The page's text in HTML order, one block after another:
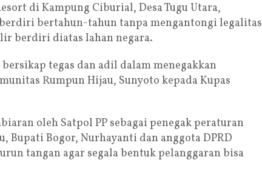
di Kampung Ciburial, Desa Tugu Utara,
berdiri bertahun-tahun tanpa mengantongi legalitas
berdiri diatas lahan negara.
bersikap tegas dan adil dalam menegakkan
Rumpun Hijau, Sunyoto kepada Kupas
oleh Satpol PP sebagai penegak peraturan
Bupati Bogor, Nurhayanti dan anggota DPRD
tangan agar segala bentuk pelanggaran bisa